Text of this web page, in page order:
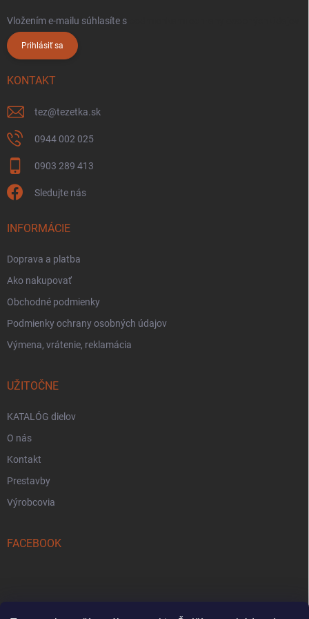
Vložením e-mailu súhlasíte s
Prihlásiť sa
KONTAKT
tez@tezetka.sk
0944 002 025
0903 289 413
Sledujte nás
INFORMÁCIE
Doprava a platba
Ako nakupovať
Obchodné podmienky
Podmienky ochrany osobných údajov
Výmena, vrátenie, reklamácia
UŽITOČNE
KATALÓG dielov
O nás
Kontakt
Prestavby
Výrobcovia
FACEBOOK